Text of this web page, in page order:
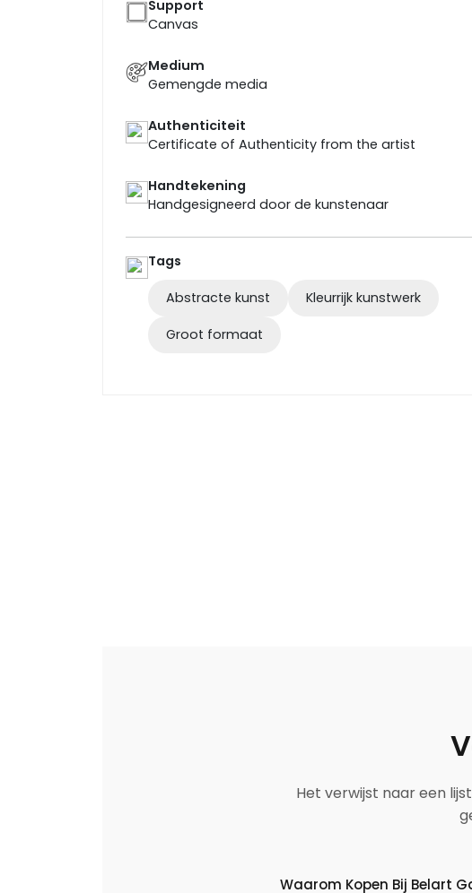
Support
Canvas
Medium
Gemengde media
Authenticiteit
Certificate of Authenticity from the artist
Handtekening
Handgesigneerd door de kunstenaar
Tags
Abstracte kunst Kleurrijk kunstwerk
Groot formaat
Het verwijst naar een
Waarom Kopen Bij Belart